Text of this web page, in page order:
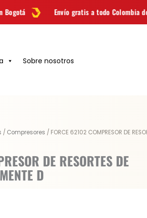
gratis a todo Colombia desde$99.900
Sobre nosotros
/ Compresores / FORCE 62102 COMPRESOR DE
DE RESORTES DE
D